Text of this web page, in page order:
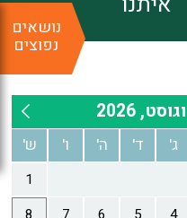
נושאים
נפוצים